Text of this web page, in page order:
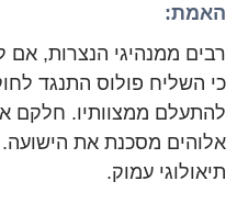
האמת:
רבים ממנהיגי הנצרות, אם
כי השליח פולוס התנגד
להתעלם ממצוותיו. חלקם
אלוהים מסכנת את הישועה.
תיאולוגי עמוק.